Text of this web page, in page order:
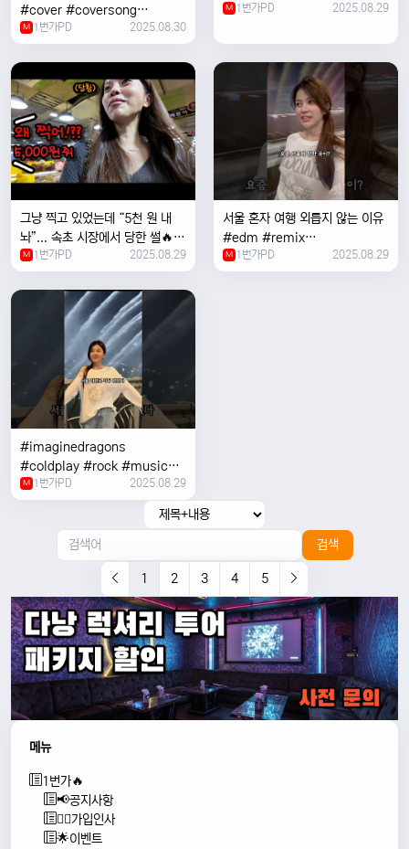
#cover #coversong
#singer #서울 #노을 #한국 #
한강
M 1번가PD 2025.08.30
M 1번가PD 2025.08.29
그냥 찍고 있었는데 “5천 원 내
놔”... 속초 시장에서 당한 썰🔥
M 1번가PD 2025.08.29
서울 혼자 여행 외릅지 않는 이유
#edm #remix
#electronicmusic #singer
#newmusic #music #여행
M 1번가PD 2025.08.29
#imaginedragons
#coldplay #rock #music
#concert
M 1번가PD 2025.08.29
검색
1 2 3 4 5
메뉴
1번가🔥
📢공지사항
🙇‍♂️가입인사
🌟이벤트